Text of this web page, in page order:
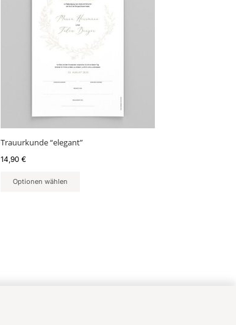
Trauurkunde “elegant”
14,90 €
Optionen wählen